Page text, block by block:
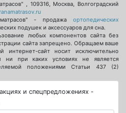
, 109316, Москва, Волгоградский
матрасов" - продажа ортопедических
подушек и аксессуаров для сна.
любых компонентов сайта без
сайта запрещено. Обращаем ваше
сайт носит исключительно
ни при каких условиях не является
положениями Статьи 437 (2)
и спецпредложениях -